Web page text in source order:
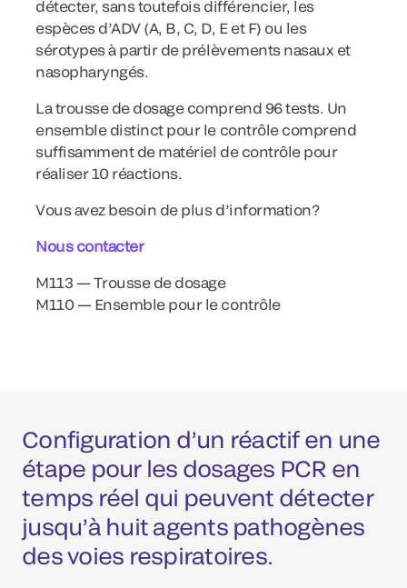
détecter, sans toutefois différencier, les
espèces d’ADV (A, B, C, D, E et F) ou les
sérotypes à partir de prélèvements nasaux et
nasopharyngés.
La trousse de dosage comprend 96 tests. Un
ensemble distinct pour le contrôle comprend
suffisamment de matériel de contrôle pour
réaliser 10 réactions.
Vous avez besoin de plus d’information?
Nous contacter
M113 — Trousse de dosage
M110 — Ensemble pour le contrôle
Configuration d’un réactif en une
étape pour les dosages PCR en
temps réel qui peuvent détecter
jusqu’à huit agents pathogènes
des voies respiratoires.